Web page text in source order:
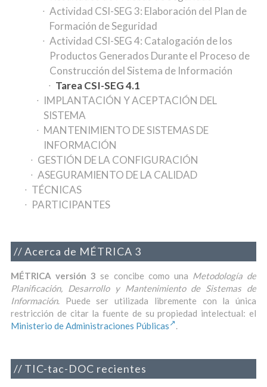
Actividad CSI-SEG 3: Elaboración del Plan de
Formación de Seguridad
Actividad CSI-SEG 4: Catalogación de los
Productos Generados Durante el Proceso de
Construcción del Sistema de Información
Tarea CSI-SEG 4.1
IMPLANTACIÓN Y ACEPTACIÓN DEL
SISTEMA
MANTENIMIENTO DE SISTEMAS DE
INFORMACIÓN
GESTIÓN DE LA CONFIGURACIÓN
ASEGURAMIENTO DE LA CALIDAD
TÉCNICAS
PARTICIPANTES
Acerca de MÉTRICA 3
MÉTRICA versión 3 se concibe como una Metodología de
Planificación, Desarrollo y Mantenimiento de Sistemas de
Información. Puede ser utilizada libremente con la única
restricción de citar la fuente de su propiedad intelectual: el
Ministerio de Administraciones Públicas
.
TIC-tac-DOC recientes